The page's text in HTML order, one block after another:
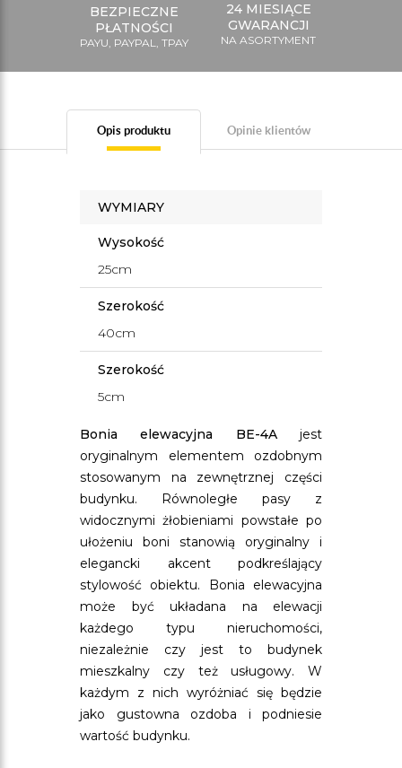
BEZPIECZNE
PŁATNOŚCI
PAYU, PAYPAL, TPAY
24 MIESIĄCE
GWARANCJI
NA ASORTYMENT
Opis produktu Opinie klientów
WYMIARY
Wysokość
25cm
Szerokość
40cm
Szerokość
5cm
Bonia elewacyjna BE-4Ajest
oryginalnym elementem ozdobnym
stosowanym na zewnętrznej części
budynku. Równoległe pasy z
widocznymi żłobieniami powstałe po
ułożeniu boni stanowią oryginalny i
elegancki akcent podkreślający
stylowość obiektu. Bonia elewacyjna
może być układana na elewacji
każdego typu nieruchomości,
niezależnie czy jest to budynek
mieszkalny czy też usługowy. W
każdym z nich wyróżniać się będzie
jako gustowna ozdoba i podniesie
wartość budynku.